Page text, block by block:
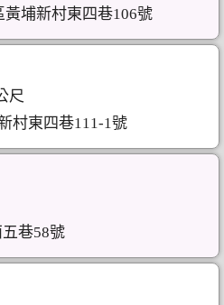
黃埔新村東四巷106號
尺
村東四巷111-1號
巷58號